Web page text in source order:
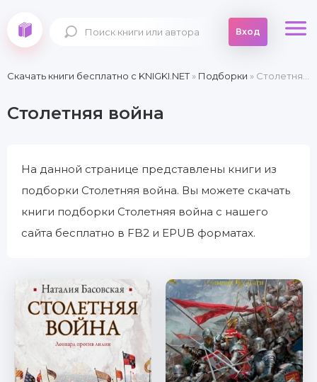
Вход
Скачать книги бесплатно c KNIGKI.NET» Подборки » Столетняя война
Столетняя война
На данной странице представлены книги из
подборки Столетняя война. Вы можете скачать
книги подборки Столетняя война с нашего
сайта бесплатно в FB2 и EPUB форматах.